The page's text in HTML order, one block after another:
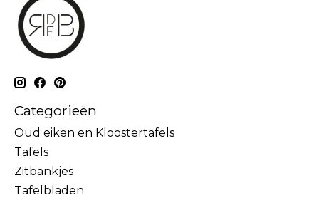
Categorieën
Oud eiken en Kloostertafels
Tafels
Zitbankjes
Tafelbladen